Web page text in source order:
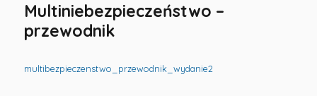
przewodnik
Multiniebezpieczeństwo –
przewodnik
multibezpieczenstwo_przewodnik_wydanie2